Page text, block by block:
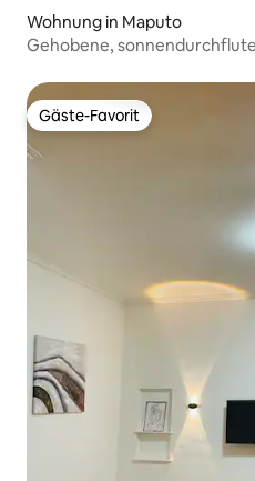
Wohnung in Maputo
Gehobene,
Gäste-Favorit
Gäste-Favorit